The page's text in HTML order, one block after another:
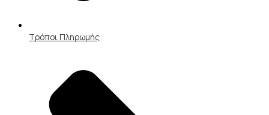
Τρόποι Πληρωμής